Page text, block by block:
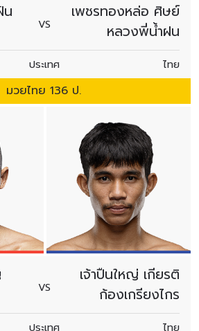
น
VS
เพชรทองหล่อ ศิษย์
หลวงพี่น้ำฝน
ประเทศ ไทย
มวยไทย 136 ป.
VS
เจ้าปืนใหญ่ เกียรติ
ก้องเกรียงไกร
ประเทศ ไทย